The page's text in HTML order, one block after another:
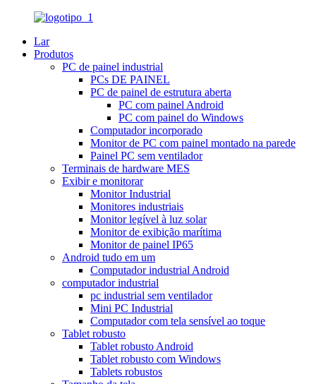
Lar
Produtos
PC de painel industrial
PCs DE PAINEL
PC de painel de estrutura aberta
PC com painel Android
PC com painel do Windows
Computador incorporado
Monitor de PC com painel montado na parede
Painel PC sem ventilador
Terminais de hardware MES
Exibir e monitorar
Monitor Industrial
Monitores industriais
Monitor legível à luz solar
Monitor de exibição marítima
Monitor de painel IP65
Android tudo em um
Computador industrial Android
computador industrial
pc industrial sem ventilador
Mini PC Industrial
Computador com tela sensível ao toque
Tablet robusto
Tablet robusto Android
Tablet robusto com Windows
Tablets robustos